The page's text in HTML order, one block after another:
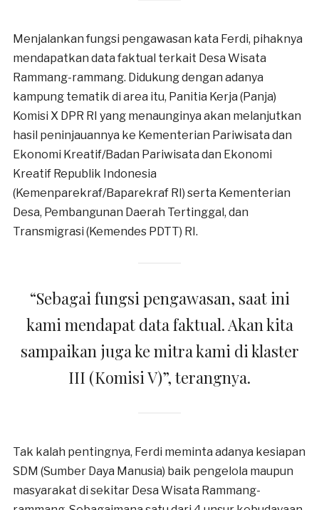
Menjalankan fungsi pengawasan kata Ferdi, pihaknya
mendapatkan data faktual terkait Desa Wisata
Rammang-rammang. Didukung dengan adanya
kampung tematik di area itu, Panitia Kerja (Panja)
Komisi X DPR RI yang menaunginya akan melanjutkan
hasil peninjauannya ke Kementerian Pariwisata dan
Ekonomi Kreatif/Badan Pariwisata dan Ekonomi
Kreatif Republik Indonesia
(Kemenparekraf/Baparekraf RI) serta Kementerian
Desa, Pembangunan Daerah Tertinggal, dan
Transmigrasi (Kemendes PDTT) RI.
“Sebagai fungsi pengawasan, saat ini
kami mendapat data faktual. Akan kita
sampaikan juga ke mitra kami di klaster
III (Komisi V)”, terangnya.
Tak kalah pentingnya, Ferdi meminta adanya kesiapan
SDM (Sumber Daya Manusia) baik pengelola maupun
masyarakat di sekitar Desa Wisata Rammang-